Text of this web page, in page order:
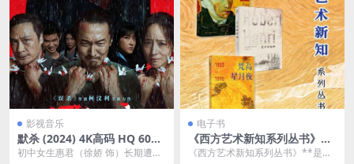
影视音乐
默杀 (2024) 4K高码 HQ 60
帧/120帧百度网盘下载
初中女生惠君（徐娇 饰）长期遭校
电子书
《西方艺术新知系列丛书》套
装共3册 走入西方艺术理论殿
《西方艺术新知系列丛书》**是一